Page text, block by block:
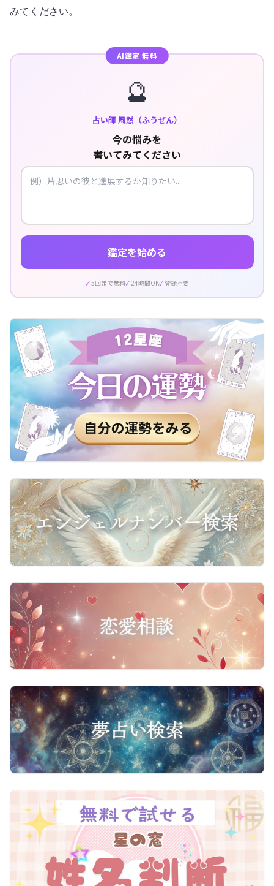
みてください。
AI鑑定 無料
🔮
占い師 風然（ふうぜん）
今の悩みを
書いてみてください
鑑定を始める
5回まで無料 24時間OK 登録不要